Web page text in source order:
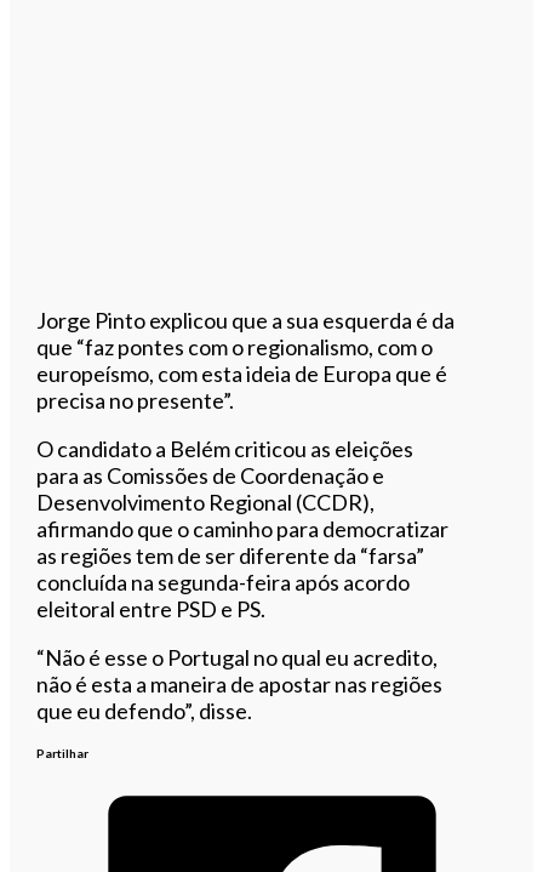
Jorge Pinto explicou que a sua esquerda é da
que “faz pontes com o regionalismo, com o
europeísmo, com esta ideia de Europa que é
precisa no presente”.
O candidato a Belém criticou as eleições
para as Comissões de Coordenação e
Desenvolvimento Regional (CCDR),
afirmando que o caminho para democratizar
as regiões tem de ser diferente da “farsa”
concluída na segunda-feira após acordo
eleitoral entre PSD e PS.
“Não é esse o Portugal no qual eu acredito,
não é esta a maneira de apostar nas regiões
que eu defendo”, disse.
Partilhar